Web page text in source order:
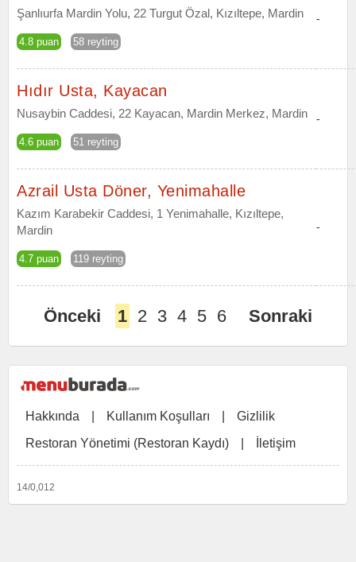
Şanlıurfa Mardin Yolu, 22 Turgut Özal, Kızıltepe, Mardin
4.8 puan 58 reyting
-
Hıdır Usta, Kayacan
Nusaybin Caddesi, 22 Kayacan, Mardin Merkez, Mardin
4.6 puan 51 reyting
-
Azrail Usta Döner, Yenimahalle
Kazım Karabekir Caddesi, 1 Yenimahalle, Kızıltepe,
Mardin
4.7 puan 119 reyting
-
Önceki 1 2 3 4 5 6 Sonraki
Hakkında Kullanım Koşulları
Gizlilik
Restoran Yönetimi (Restoran Kaydı)
İletişim
14/0,012